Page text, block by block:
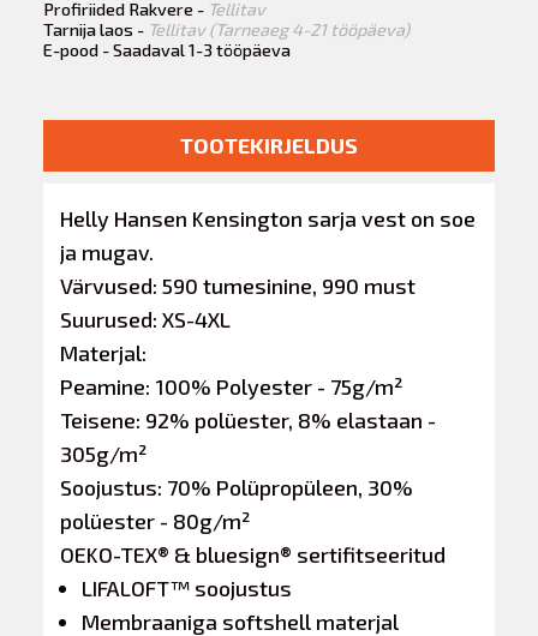
Profiriided Rakvere - Tellitav
Tarnija laos - Tellitav (Tarneaeg 4-21 tööpäeva)
E-pood - Saadaval 1-3 tööpäeva
TOOTEKIRJELDUS
Helly Hansen Kensington sarja vest on soe
ja mugav.
Värvused: 590 tumesinine, 990 must
Suurused: XS-4XL
Materjal:
Peamine: 100% Polyester - 75g/m²
Teisene: 92% polüester, 8% elastaan -
305g/m²
Soojustus: 70% Polüpropüleen, 30%
polüester - 80g/m²
OEKO-TEX® & bluesign® sertifitseeritud
LIFALOFT™ soojustus
Membraaniga softshell materjal